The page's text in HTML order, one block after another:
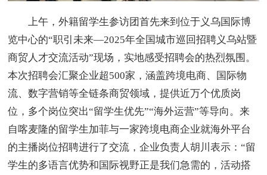
上午，外籍留学生参访团首先来到位于义乌国际博
览中心的“职引未来—2025年全国城市巡回招聘义乌站暨
商贸人才交流活动”现场，实地感受招聘会的热烈氛围。
本次招聘会汇聚企业超500家，涵盖跨境电商、国际物
流、数字营销等全链条商贸领域，提供近万个优质岗
位，多个岗位突出“留学生优先”“海外运营”等导向。来
自喀麦隆的留学生加菲与一家跨境电商企业就海外平台
的主播岗位招聘进行了交流，企业负责人胡川表示：“留
学生的多语言优势和国际视野正是我们急需的，活动搭